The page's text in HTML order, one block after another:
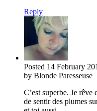
Reply
Posted 14 February
by Blonde Paresseuse
C’est superbe. Je
de sentir des plumes